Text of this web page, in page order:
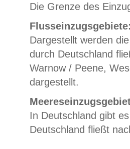
Die Grenze des
Dargestellt werden
durch Deutschland
Warnow / Peene,
dargestellt.
In Deutschland gibt
Deutschland fließt